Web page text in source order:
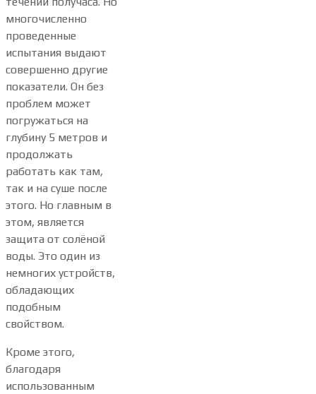
многочисленно
проведенные
испытания выдают
совершенно другие
показатели. Он без
проблем может
погружаться на
глубину 5 метров и
продолжать
работать как там,
так и на суше после
этого. Но главным в
этом, является
защита от солёной
воды. Это один из
немногих устройств,
обладающих
подобным
свойством.
Кроме этого,
благодаря
использованным